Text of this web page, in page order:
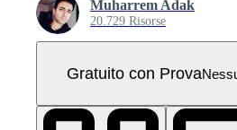
Muharrem Adak
20.729 Risorse
Gratuito con Prova